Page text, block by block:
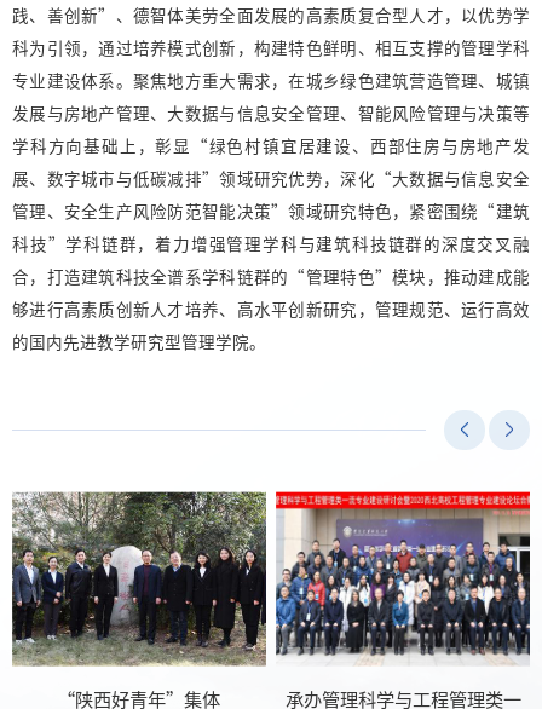
践、善创新”、德智体美劳全面发展的高素质复合型人才，以优势学
科为引领，通过培养模式创新，构建特色鲜明、相互支撑的管理学科
专业建设体系。聚焦地方重大需求，在城乡绿色建筑营造管理、城镇
发展与房地产管理、大数据与信息安全管理、智能风险管理与决策等
学科方向基础上，彰显“绿色村镇宜居建设、西部住房与房地产发
展、数字城市与低碳减排”领域研究优势，深化“大数据与信息安全
管理、安全生产风险防范智能决策”领域研究特色，紧密围绕“建筑
科技”学科链群，着力增强管理学科与建筑科技链群的深度交叉融
合，打造建筑科技全谱系学科链群的“管理特色”模块，推动建成能
够进行高素质创新人才培养、高水平创新研究，管理规范、运行高效
的国内先进教学研究型管理学院。
“陕西好青年”集体
承办管理科学与工程管理类一